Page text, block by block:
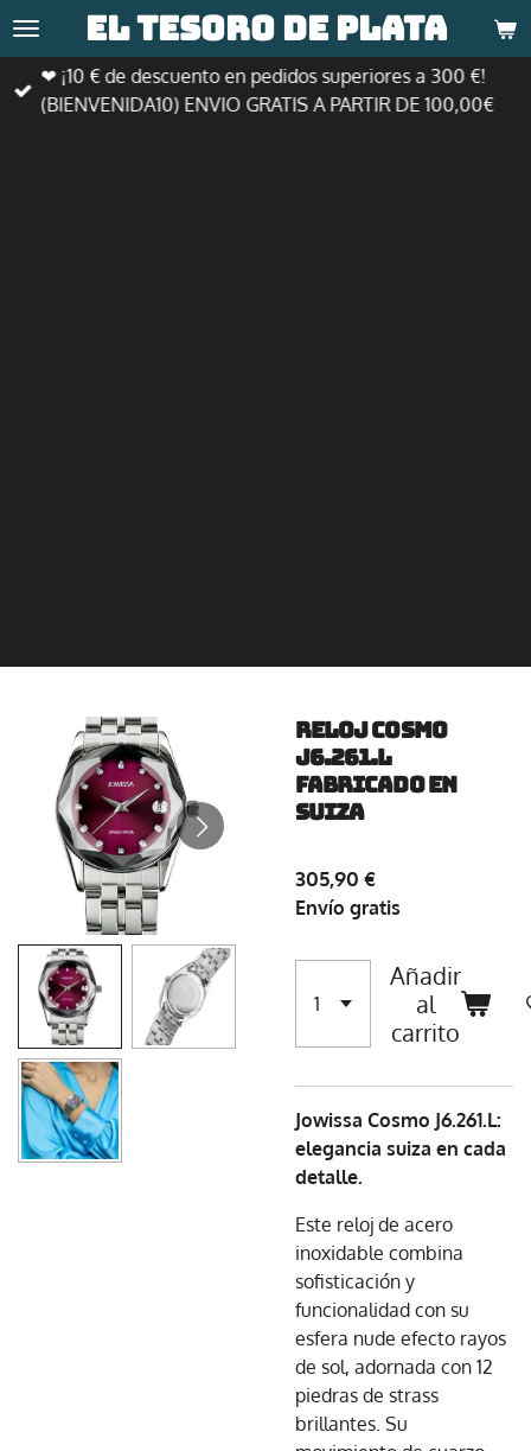
Ir
al
contenido
principal
El tesoro de plata
❤ ¡10 € de descuento en pedidos superiores a 300 €!
(BIENVENIDA10) ENVIO GRATIS A PARTIR DE 100,00€
Reloj Cosmo
J6.261.L
fabricado en
Suiza
305,90 €
Envío gratis
Añadir
al
carrito
Jowissa Cosmo J6.261.L:
elegancia suiza en cada
detalle.
Este reloj de acero
inoxidable combina
sofisticación y
funcionalidad con su
esfera nude efecto rayos
de sol, adornada con 12
piedras de strass
brillantes. Su